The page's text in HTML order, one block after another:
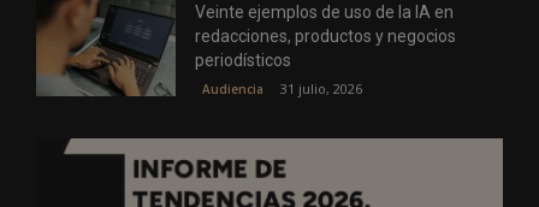
Veinte ejemplos de uso de la IA en
redacciones, productos y negocios
periodísticos
Audiencia 31 julio, 2026